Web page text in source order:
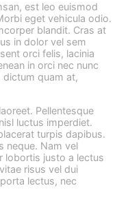
est leo euismod
eget vehicula odio.
blandit. Cras at
in dolor vel sem
orci felis, lacinia
in orci nec nunc
dictum quam at,
Pellentesque
luctus imperdiet.
turpis dapibus.
neque. Nam vel
lobortis justo a lectus
risus vel dui
lectus, nec